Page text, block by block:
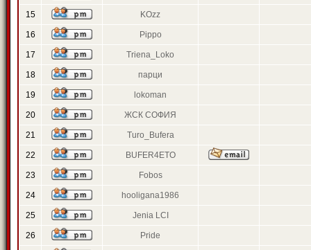
15 KOzz
16 Pippo
17 Triena_Loko
18 парци
19 lokoman
20 ЖСК СОФИЯ
21 Turo_Bufera
22 BUFER4ETO
23 Fobos
24 hooligana1986
25 Jenia LCI
26 Pride